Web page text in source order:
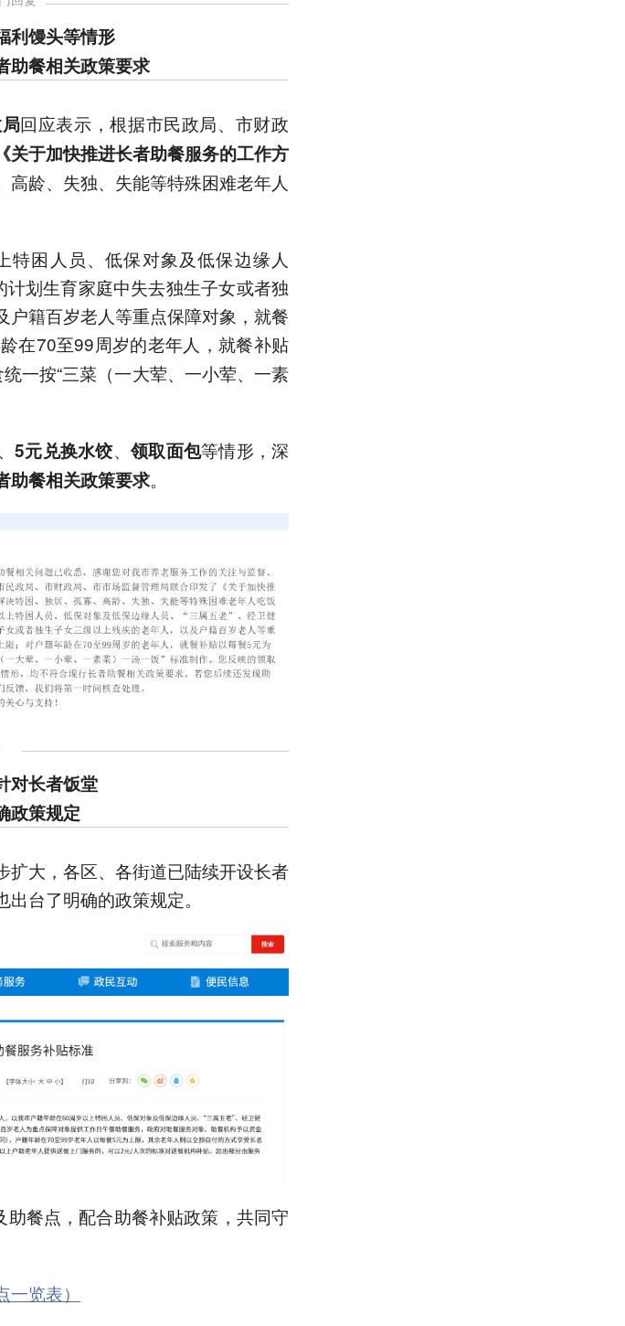
利馒头等情形
助餐相关政策要求
回应表示，根据市民政局、市财政
《关于加快推进长者助餐服务的工作方
高龄、失独、失能等特殊困难老年人
困人员、低保对象及低保边缘人
计划生育家庭中失去独生子女或者独
籍百岁老人等重点保障对象，就餐
龄在70至99周岁的老年人，就餐补贴
统一按“三菜（一大荤、一小荤、一素
5元兑换水饺、 领取面包等情形，深
助餐相关政策要求。
对长者饭堂
政策规定
扩大，各区、各街道已陆续开设长者
台了明确的政策规定。
助餐点，配合助餐补贴政策，共同守
览表）